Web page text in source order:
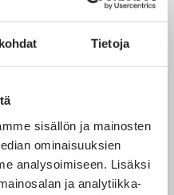
Tietoja
sisällön ja mainosten
ominaisuuksien
analysoimiseen. Lisäksi
ja analytiikka-
juhlavaatteet, suoja- ja
tuotantoa tai
itse)